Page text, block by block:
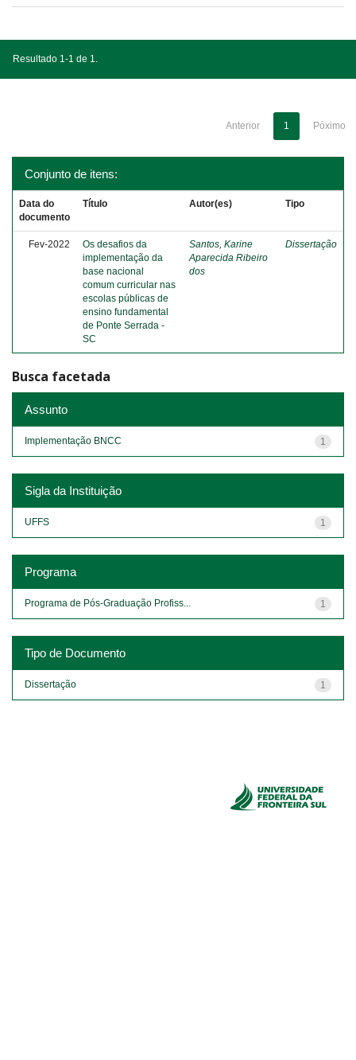
Resultado 1-1 de 1.
Anterior 1 Póximo
Conjunto de itens:
Data do
documento
Título Autor(es) Tipo
Fev-2022
Os desafios da
implementação da
base nacional
comum curricular nas
escolas públicas de
ensino fundamental
de Ponte Serrada -
SC
Santos, Karine
Aparecida Ribeiro
dos
Dissertação
Busca facetada
Assunto
1
Implementação BNCC
Sigla da Instituição
1
UFFS
Programa
1
Programa de Pós-Graduação Profiss...
Tipo de Documento
1
Dissertação